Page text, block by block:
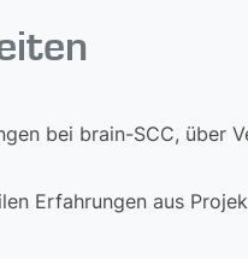
bei brain-SCC, über
Erfahrungen aus